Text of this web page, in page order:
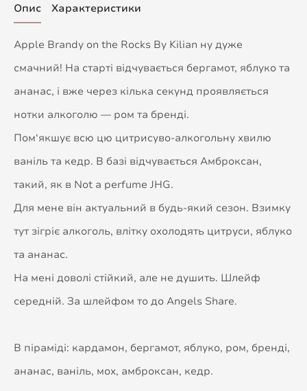
Опис Характеристики
Apple Brandy on the Rocks By Kilian ну дуже
смачний! На старті відчувається бергамот, яблуко та
ананас, і вже через кілька секунд проявляється
нотки алкоголю — ром та бренді.
Пом‘якшує всю цю цитрисуво-алкогольну хвилю
ваніль та кедр. В базі відчувається Амброксан,
такий, як в Not a perfume JHG.
Для мене він актуальний в будь-який сезон. Взимку
тут зігріє алкоголь, влітку охолодять цитруси, яблуко
та ананас.
На мені доволі стійкий, але не душить. Шлейф
середній. За шлейфом то до Angels Share.
В піраміді: кардамон, бергамот, яблуко, ром, бренді,
ананас, ваніль, мох, амброксан, кедр.